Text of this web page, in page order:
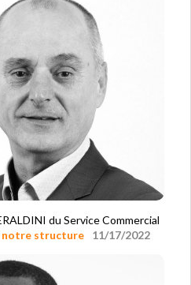
du Service Commercial
notre structure 11/17/2022